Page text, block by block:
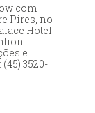
com
Pires, no
Hotel
e
3520-